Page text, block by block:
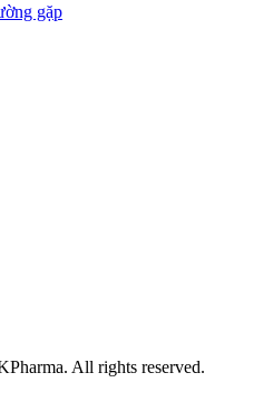
gặp
All rights reserved.